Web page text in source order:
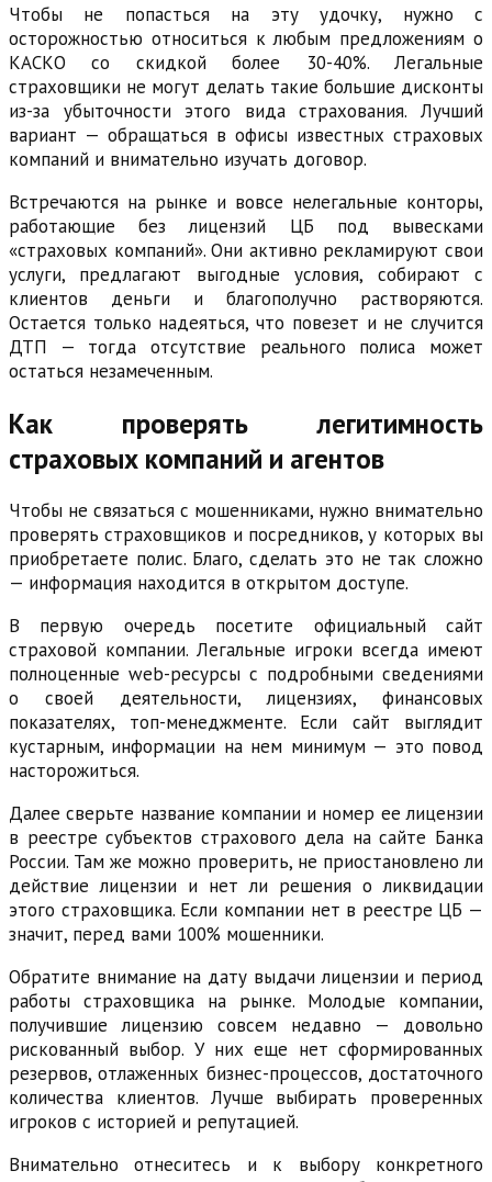
Чтобы не попасться на эту удочку, нужно с
осторожностью относиться к любым предложениям о
КАСКО со скидкой более 30-40%. Легальные
страховщики не могут делать такие большие дисконты
из-за убыточности этого вида страхования. Лучший
вариант — обращаться в офисы известных страховых
компаний и внимательно изучать договор.
Встречаются на рынке и вовсе нелегальные конторы,
работающие без лицензий ЦБ под вывесками
«страховых компаний». Они активно рекламируют свои
услуги, предлагают выгодные условия, собирают с
клиентов деньги и благополучно растворяются.
Остается только надеяться, что повезет и не случится
ДТП — тогда отсутствие реального полиса может
остаться незамеченным.
Как проверять легитимность
страховых компаний и агентов
Чтобы не связаться с мошенниками, нужно внимательно
проверять страховщиков и посредников, у которых вы
приобретаете полис. Благо, сделать это не так сложно
— информация находится в открытом доступе.
В первую очередь посетите официальный сайт
страховой компании. Легальные игроки всегда имеют
полноценные web-ресурсы с подробными сведениями
о своей деятельности, лицензиях, финансовых
показателях, топ-менеджменте. Если сайт выглядит
кустарным, информации на нем минимум — это повод
насторожиться.
Далее сверьте название компании и номер ее лицензии
в реестре субъектов страхового дела на сайте Банка
России. Там же можно проверить, не приостановлено ли
действие лицензии и нет ли решения о ликвидации
этого страховщика. Если компании нет в реестре ЦБ —
значит, перед вами 100% мошенники.
Обратите внимание на дату выдачи лицензии и период
работы страховщика на рынке. Молодые компании,
получившие лицензию совсем недавно — довольно
рискованный выбор. У них еще нет сформированных
резервов, отлаженных бизнес-процессов, достаточного
количества клиентов. Лучше выбирать проверенных
игроков с историей и репутацией.
Внимательно отнеситесь и к выбору конкретного